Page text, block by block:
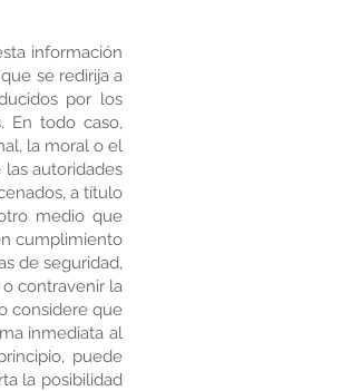
información
se redirija a
por los
En todo caso,
la moral o el
autoridades
a título
medio que
cumplimiento
de seguridad,
contravenir la
considere que
inmediata al
puede
la posibilidad